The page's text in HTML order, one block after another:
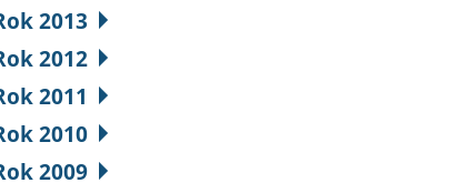
2013
2012
2011
2010
2009